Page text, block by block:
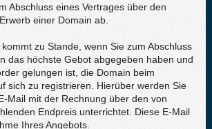
Abschluss eines Vertrages über den
einer Domain ab.
zu Stande, wenn Sie zum Abschluss
das höchste Gebot abgegeben haben und
gelungen ist, die Domain beim
sich zu registrieren. Hierüber werden Sie
Mail mit der Rechnung über den von
Endpreis unterrichtet. Diese E-Mail
Ihres Angebots.